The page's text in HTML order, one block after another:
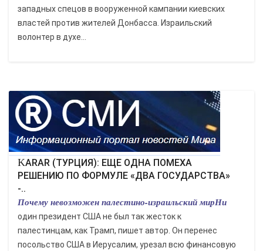
западных спецов в вооруженной кампании киевских
властей против жителей Донбасса. Израильский
волонтер в духе...
KARAR (ТУРЦИЯ): ЕЩЕ ОДНА ПОМЕХА
РЕШЕНИЮ ПО ФОРМУЛЕ «ДВА ГОСУДАРСТВА»
-..
Почему невозможен палестино-израильский мирНи
один президент США не был так жесток к
палестинцам, как Трамп, пишет автор. Он перенес
посольство США в Иерусалим, урезал всю финансовую